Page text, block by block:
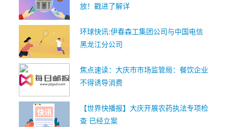
放！戳进了解详
环球快讯:伊春森工集团公司与中国电信
黑龙江分公司
焦点速读：大庆市市场监管局：餐饮企业
不得诱导消费
【世界快播报】大庆开展农药执法专项检
查 已经立案